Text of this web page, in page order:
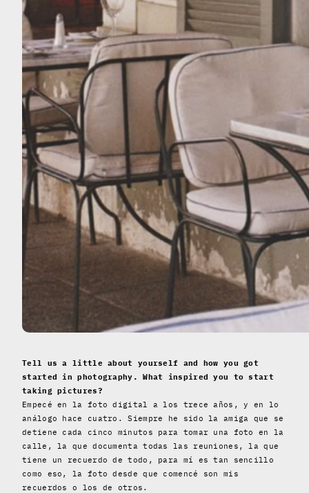
Tell us a little about yourself and how you got
started in photography. What inspired you to start
taking pictures?
Empecé en la foto digital a los trece años, y en lo
análogo hace cuatro. Siempre he sido la amiga que se
detiene cada cinco minutos para tomar una foto en la
calle, la que documenta todas las reuniones, la que
tiene un recuerdo de todo, para mí es tan sencillo
como eso, la foto desde que comencé son mis
recuerdos o los de otros.